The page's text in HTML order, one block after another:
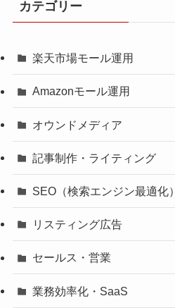
カテゴリー
楽天市場モール運用
Amazonモール運用
オウンドメディア
記事制作・ライティング
SEO（検索エンジン最適化）
リスティング広告
セールス・営業
業務効率化・SaaS